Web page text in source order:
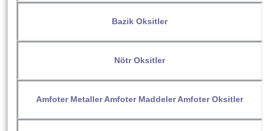
Bazik Oksitler
Nötr Oksitler
Amfoter Metaller Amfoter Maddeler Amfoter Oksitler